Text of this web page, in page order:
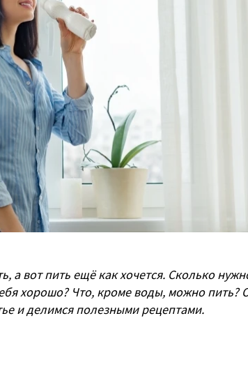
а вот пить ещё как хочется. Сколько
хорошо? Что, кроме воды, можно пить?
и делимся полезными рецептами.